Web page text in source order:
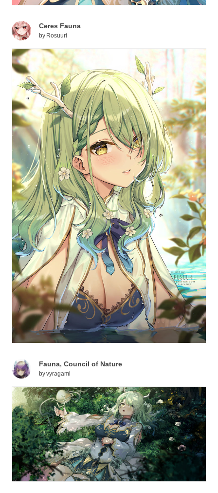
Ceres Fauna
by Rosuuri
Fauna, Council of Nature
byvyragami